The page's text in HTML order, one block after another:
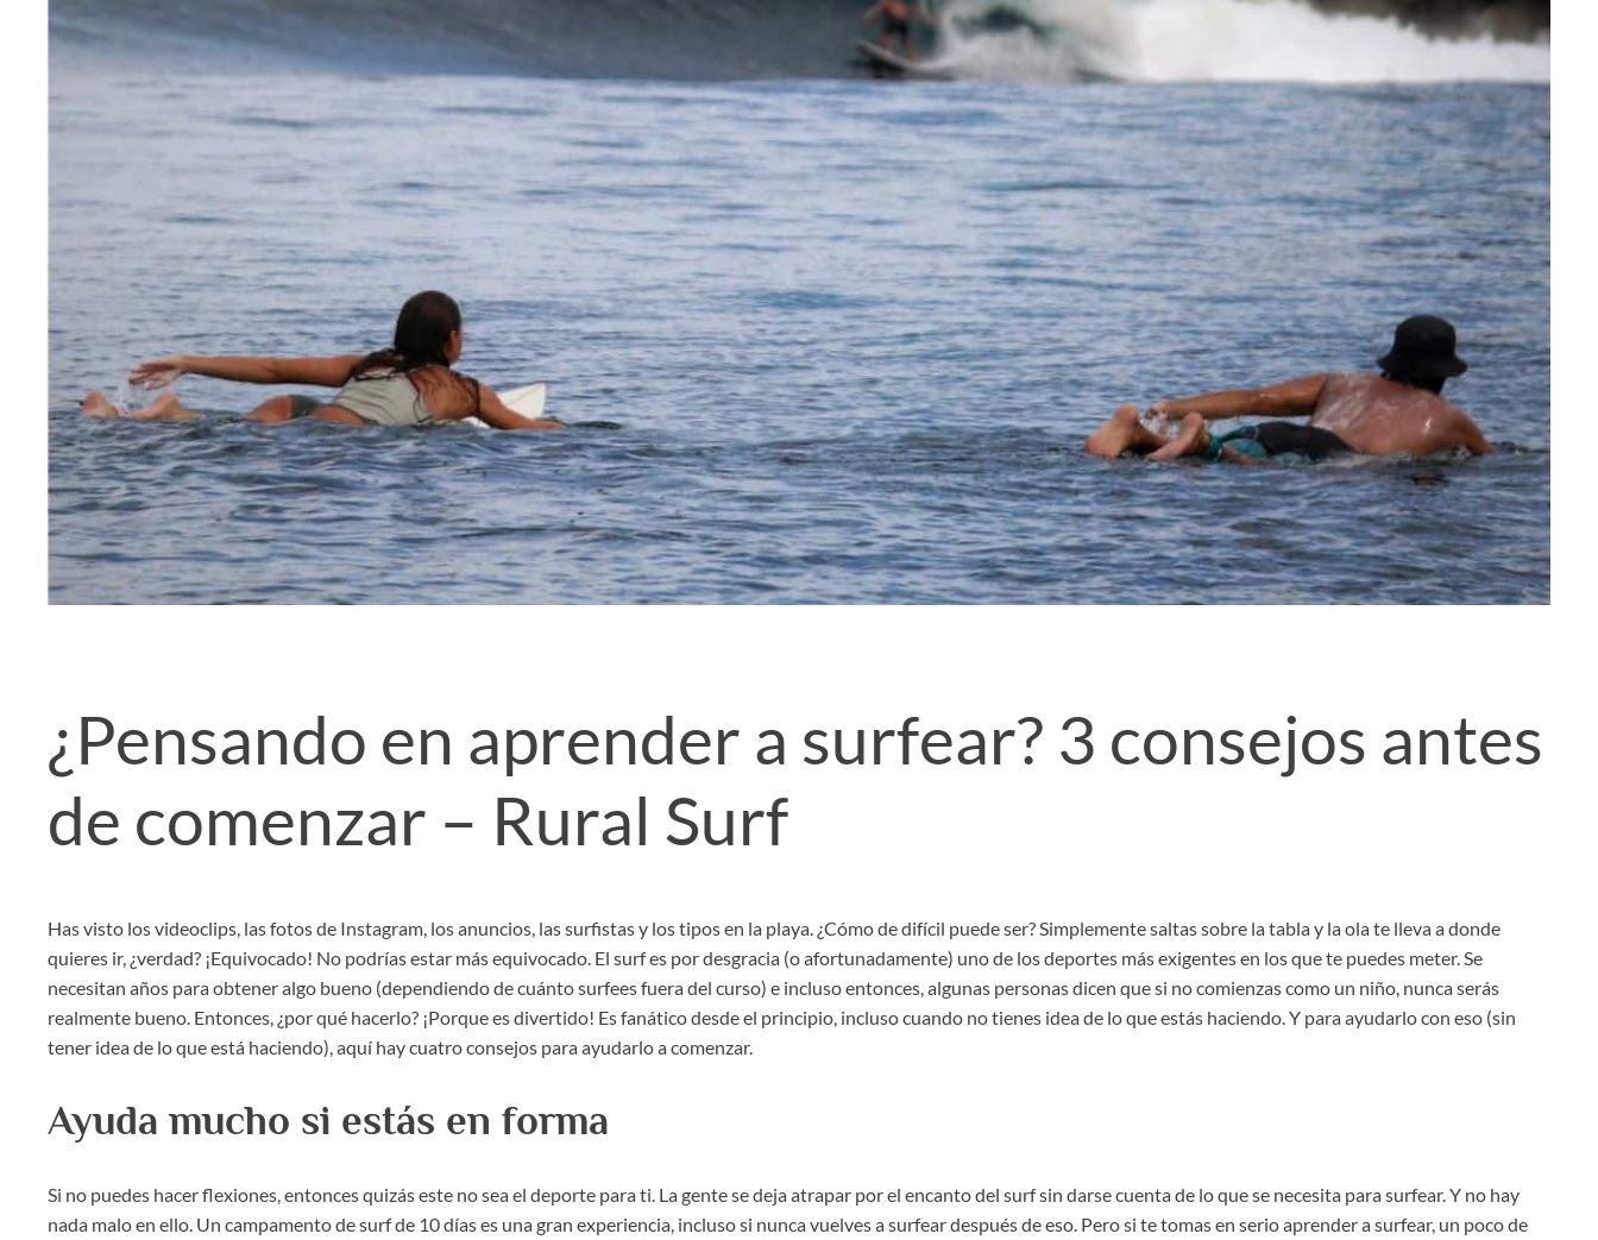
¿Pensando en aprender a surfear? 3 consejos antes
de comenzar – Rural Surf
Has visto los videoclips, las fotos de Instagram, los anuncios, las surfistas y los tipos en la playa. ¿Cómo de difícil puede ser? Simplemente saltas sobre la tabla y la ola te lleva a donde
quieres ir, ¿verdad? ¡Equivocado! No podrías estar más equivocado. El surf es por desgracia (o afortunadamente) uno de los deportes más exigentes en los que te puedes meter. Se
necesitan años para obtener algo bueno (dependiendo de cuánto surfees fuera del curso) e incluso entonces, algunas personas dicen que si no comienzas como un niño, nunca serás
realmente bueno. Entonces, ¿por qué hacerlo? ¡Porque es divertido! Es fanático desde el principio, incluso cuando no tienes idea de lo que estás haciendo. Y para ayudarlo con eso (sin
tener idea de lo que está haciendo), aquí hay cuatro consejos para ayudarlo a comenzar.
Ayuda mucho si estás en forma
Si no puedes hacer flexiones, entonces quizás este no sea el deporte para ti. La gente se deja atrapar por el encanto del surf sin darse cuenta de lo que se necesita para surfear. Y no hay
nada malo en ello. Un campamento de surf de 10 días es una gran experiencia, incluso si nunca vuelves a surfear después de eso. Pero si te tomas en serio aprender a surfear, un poco de